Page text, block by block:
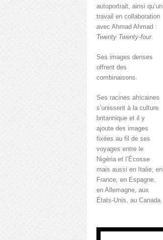
autoportrait, ainsi qu’un
travail en collaboration
avec Ahmad Ahmad :
Twenty Twenty-four.
Ses images denses
offrent des
combinaisons.
Ses racines africaines
s’unissent à la culture
britannique et il y
ajoute des images
fixées au fil de ses
voyages entre le
Nigéria et l’Écosse
mais aussi en Italie, en
France, en Espagne,
en Allemagne, aux
États-Unis, au Canada.